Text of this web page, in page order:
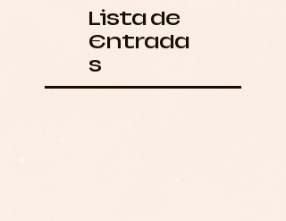
Lista de
Entrada
s